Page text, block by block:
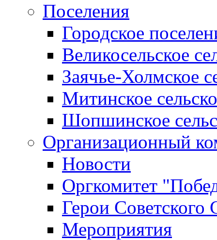
Поселения
Городское
Великосельское
Заячье-Холмское
Митинское
Шопшинское
Организационный
Новости
Оргкомитет
Герои Советского
Мероприятия